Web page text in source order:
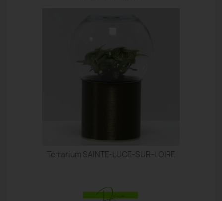
Terrarium SAINTE-LUCE-SUR-LOIRE